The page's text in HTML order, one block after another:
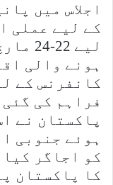
اجلاس میں
کے لیے عملی
لیے
ہونے والی
کانفرنس کے
فراہم کی
پاکستان نے
ہوئے جنوبی
کو اجاگر
کا پاکستان